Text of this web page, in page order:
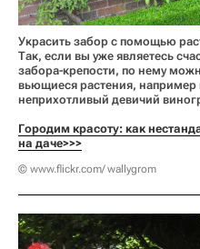
Украсить забор с помощью
Так, если вы уже являетесь
забора-крепости, по нему
вьющиеся растения, например
неприхотливый девичий
Городим красоту: как
на даче>>>
© www.flickr.com/ wallygrom